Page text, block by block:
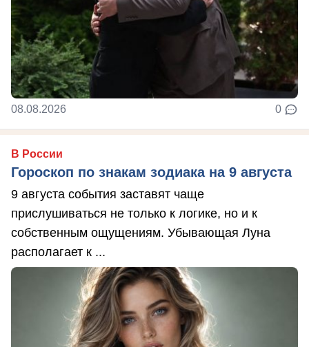
08.08.2026 0
В России
Гороскоп по знакам зодиака на 9 августа
9 августа события заставят чаще
прислушиваться не только к логике, но и к
собственным ощущениям. Убывающая Луна
располагает к ...